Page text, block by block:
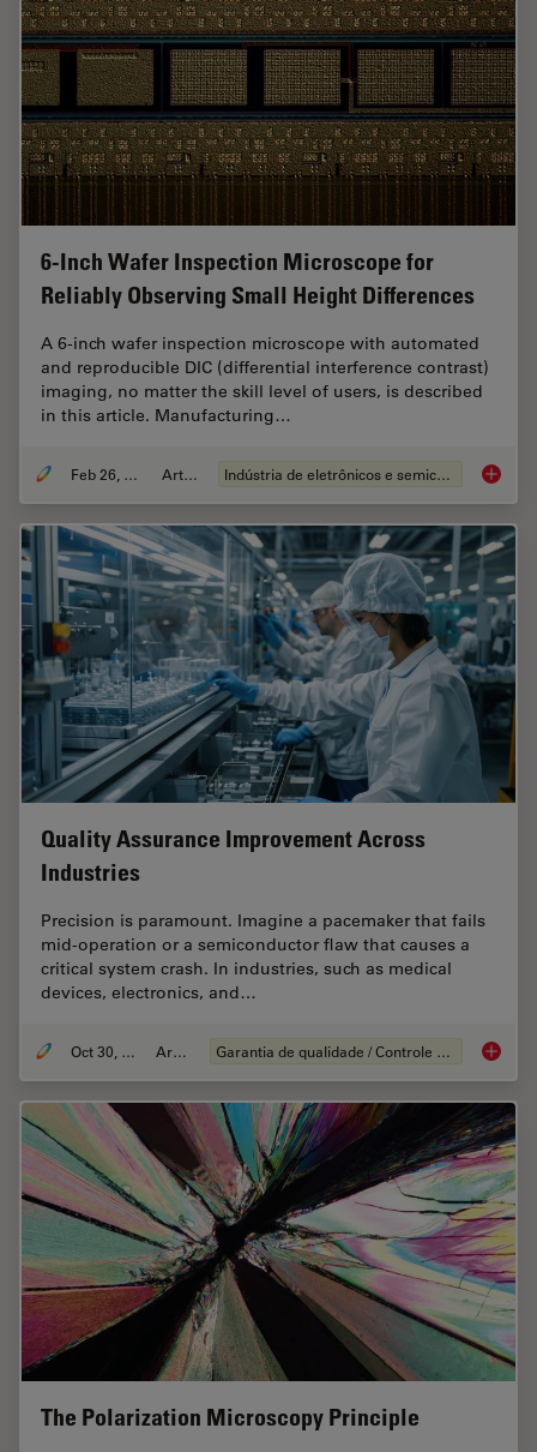
6-Inch Wafer Inspection Microscope for
Reliably Observing Small Height Differences
A 6-inch wafer inspection microscope with automated
and reproducible DIC (differential interference contrast)
imaging, no matter the skill level of users, is described
in this article. Manufacturing…
Feb 26, 2026 Article Indústria de eletrônicos e semicondutores 6-Inch
Quality Assurance Improvement Across
Industries
Precision is paramount. Imagine a pacemaker that fails
mid-operation or a semiconductor flaw that causes a
critical system crash. In industries, such as medical
devices, electronics, and…
Oct 30, 2025 Article Garantia de qualidade / Controle de qualidade Quality
The Polarization Microscopy Principle